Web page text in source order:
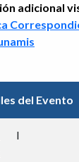
adicional
del Evento
I